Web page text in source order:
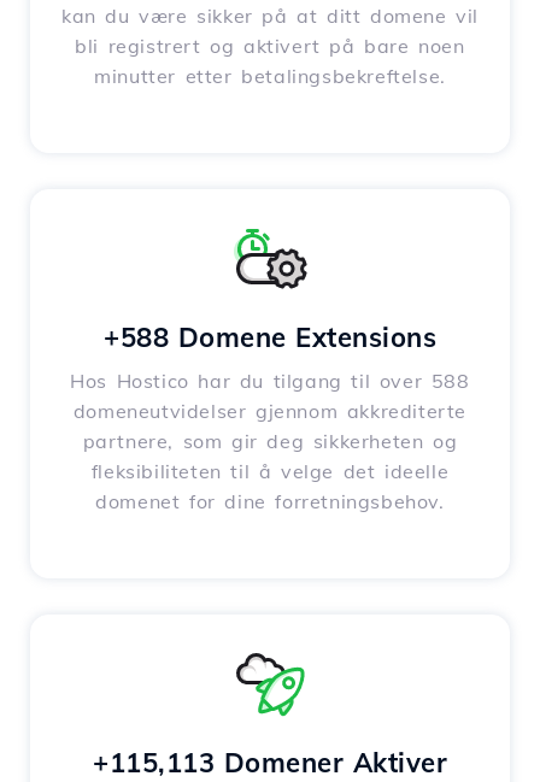
kan du være sikker på at ditt domene vil
bli registrert og aktivert på bare noen
minutter etter betalingsbekreftelse.
+588 Domene Extensions
Hos Hostico har du tilgang til over 588
domeneutvidelser gjennom akkrediterte
partnere, som gir deg sikkerheten og
fleksibiliteten til å velge det ideelle
domenet for dine forretningsbehov.
+115,113 Domener Aktiver